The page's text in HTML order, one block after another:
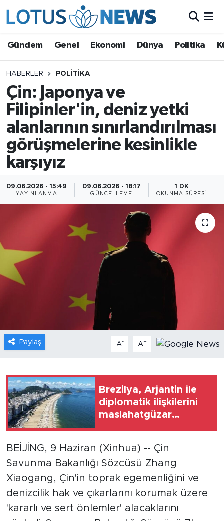
Gündem Genel Ekonomi Dünya Politika
HABERLER POLITIKA
Çin: Japonya ve
Filipinler'in, deniz yetki
alanlarının sınırlandırılması
görüşmelerine kesinlikle
karşıyız
09.06.2026 - 15:49
YAYINLANMA
09.06.2026 - 18:17
GÜNCELLEME
1 DK
OKUNMA SÜRESI
Paylaş A- A+
Brezilya, Arjantin ile
diplomatik ilişkilerini
maslahatgüzar
BEİJİNG, 9 Haziran (Xinhua) -- Çin
Savunma Bakanlığı Sözcüsü Zhang
Xiaogang, Çin'in toprak egemenliğini ve
denizcilik hak ve çıkarlarını korumak üzere
'kararlı ve sert önlemler' alacaklarını
Ekonomi
Dünya
Politika
Kültür - Sanat ve Tarih
Yaşam
Bilim ve Teknoloji
Xinhua
Seyahat